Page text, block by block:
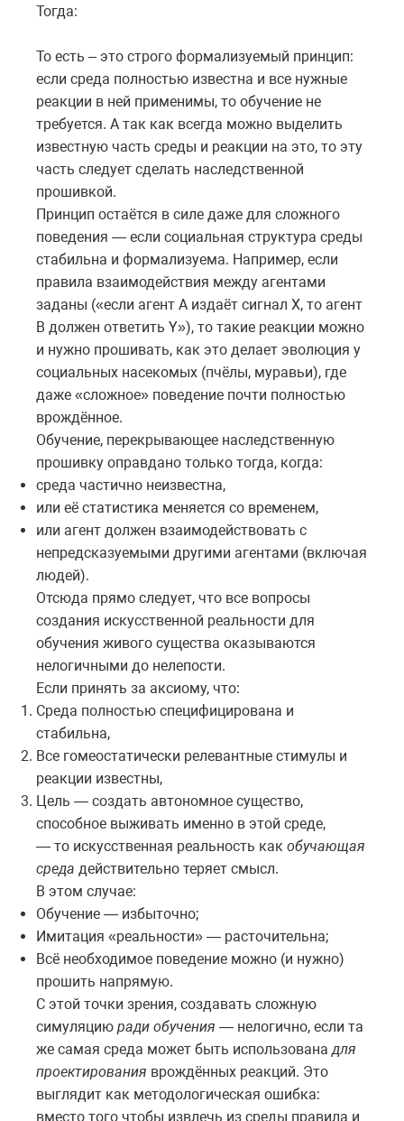
Тогда:
То есть – это строго формализуемый принцип:
если среда полностью известна и все нужные
реакции в ней применимы, то обучение не
требуется. А так как всегда можно выделить
известную часть среды и реакции на это, то эту
часть следует сделать наследственной
прошивкой.
Принцип остаётся в силе даже для сложного
поведения — если социальная структура среды
стабильна и формализуема. Например, если
правила взаимодействия между агентами
заданы («если агент A издаёт сигнал X, то агент
B должен ответить Y»), то такие реакции можно
и нужно прошивать, как это делает эволюция у
социальных насекомых (пчёлы, муравьи), где
даже «сложное» поведение почти полностью
врождённое.
Обучение, перекрывающее наследственную
прошивку оправдано только тогда, когда:
среда частично неизвестна,
или её статистика меняется со временем,
или агент должен взаимодействовать с
непредсказуемыми другими агентами (включая
людей).
Отсюда прямо следует, что все вопросы
создания искусственной реальности для
обучения живого существа оказываются
нелогичными до нелепости.
Если принять за аксиому, что:
Среда полностью специфицирована и
стабильна,
Все гомеостатически релевантные стимулы и
реакции известны,
Цель — создать автономное существо,
способное выживать именно в этой среде,
— то искусственная реальность как обучающая
среда действительно теряет смысл.
В этом случае:
Обучение — избыточно;
Имитация «реальности» — расточительна;
Всё необходимое поведение можно (и нужно)
прошить напрямую.
С этой точки зрения, создавать сложную
симуляцию ради обучения — нелогично, если та
же самая среда может быть использованадля
проектирования врождённых реакций. Это
выглядит как методологическая ошибка:
вместо того чтобы извлечь из среды правила и